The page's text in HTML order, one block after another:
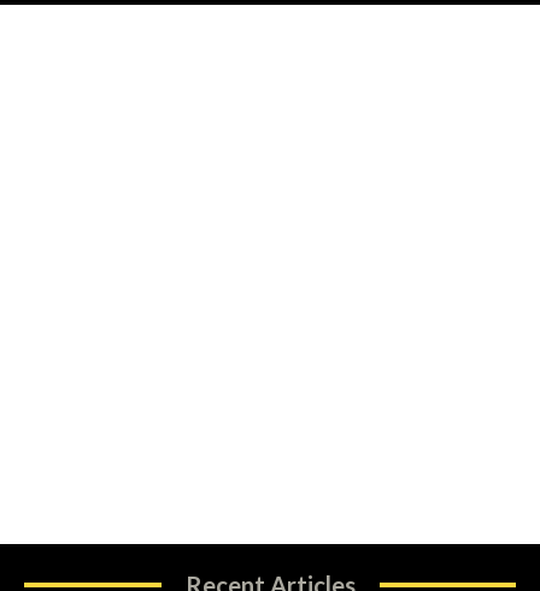
Recent Articles